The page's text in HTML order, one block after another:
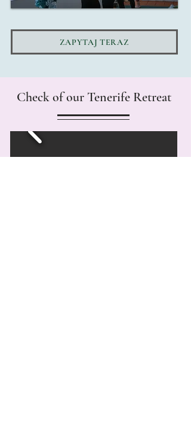
ZAPYTAJ TERAZ
Check of our Tenerife Retreat